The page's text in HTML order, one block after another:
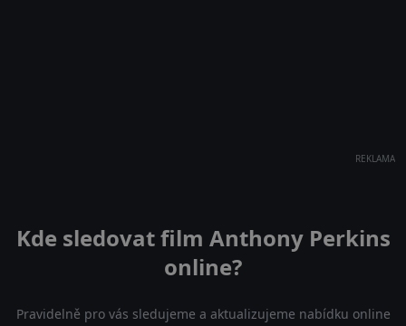
REKLAMA
Kde sledovat film Anthony Perkins
online?
Pravidelně pro vás sledujeme a aktualizujeme nabídku online